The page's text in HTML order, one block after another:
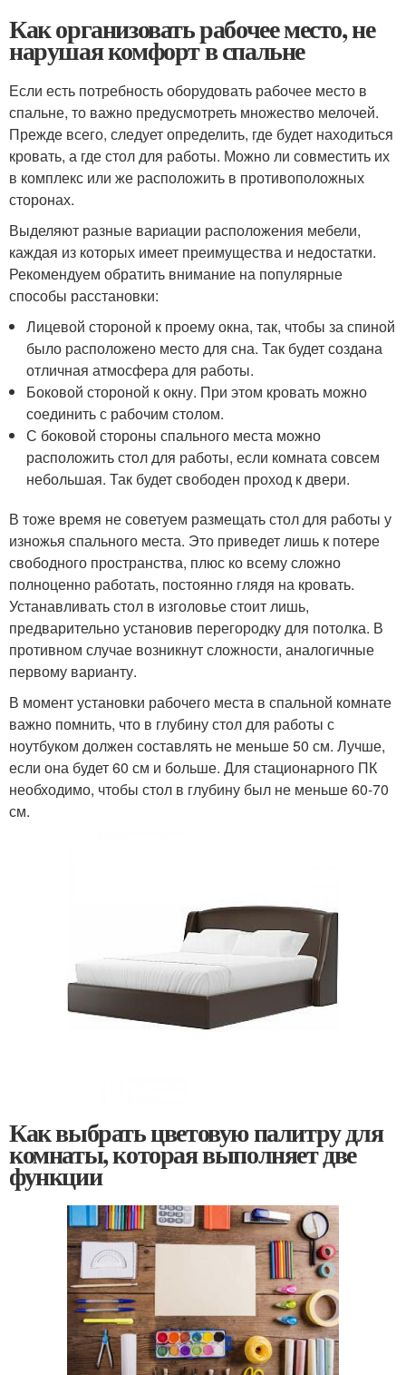
Как организовать рабочее место, не
нарушая комфорт в спальне
Если есть потребность оборудовать рабочее место в
спальне, то важно предусмотреть множество мелочей.
Прежде всего, следует определить, где будет находиться
кровать, а где стол для работы. Можно ли совместить их
в комплекс или же расположить в противоположных
сторонах.
Выделяют разные вариации расположения мебели,
каждая из которых имеет преимущества и недостатки.
Рекомендуем обратить внимание на популярные
способы расстановки:
Лицевой стороной к проему окна, так, чтобы за спиной
было расположено место для сна. Так будет создана
отличная атмосфера для работы.
Боковой стороной к окну. При этом кровать можно
соединить с рабочим столом.
С боковой стороны спального места можно
расположить стол для работы, если комната совсем
небольшая. Так будет свободен проход к двери.
В тоже время не советуем размещать стол для работы у
изножья спального места. Это приведет лишь к потере
свободного пространства, плюс ко всему сложно
полноценно работать, постоянно глядя на кровать.
Устанавливать стол в изголовье стоит лишь,
предварительно установив перегородку для потолка. В
противном случае возникнут сложности, аналогичные
первому варианту.
В момент установки рабочего места в спальной комнате
важно помнить, что в глубину стол для работы с
ноутбуком должен составлять не меньше 50 см. Лучше,
если она будет 60 см и больше. Для стационарного ПК
необходимо, чтобы стол в глубину был не меньше 60-70
см.
Как выбрать цветовую палитру для
комнаты, которая выполняет две
функции